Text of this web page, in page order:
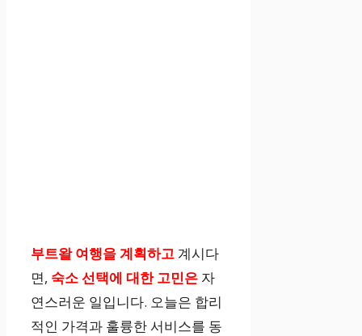
부트왈 여행을 계획하고 계시다
면, 숙소 선택에 대한 고민은 자
연스러운 일입니다. 오늘은 합리
적인 가격과 훌륭한 서비스를 동